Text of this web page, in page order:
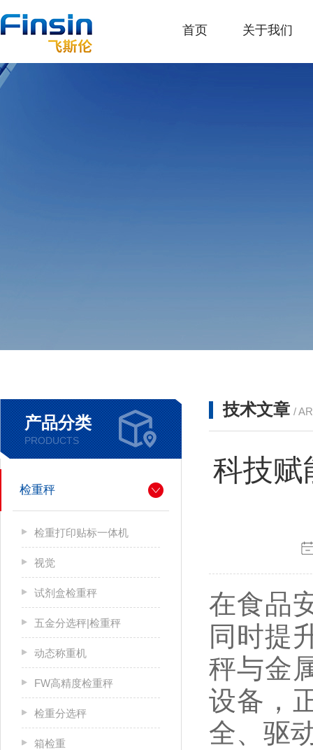
首页 关于我们
产品分类
PRODUCTS
检重秤
检重打印贴标一体机
视觉
试剂盒检重秤
五金分选秤|检重秤
动态称重机
FW高精度检重秤
检重分选秤
箱检重
技术文章 /
科技赋
在食品
同时提
秤与金
设备，
全、驱